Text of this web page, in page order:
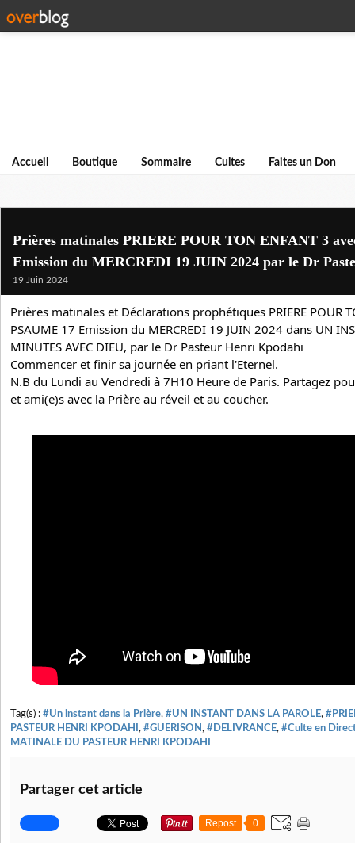
Accueil Boutique Sommaire Cultes Faites un Don
Prières matinales PRIERE POUR TON ENFANT 3
Emission du MERCREDI 19 JUIN 2024 par le Dr
19 Juin 2024
Prières matinales et Déclarations prophétiques PRIERE POUR
PSAUME 17 Emission du MERCREDI 19 JUIN 2024 dans UN
MINUTES AVEC DIEU, par le Dr Pasteur Henri Kpodahi
Commencer et finir sa journée en priant l'Eternel.
N.B du Lundi au Vendredi à 7H10 Heure de Paris. Partagez
et ami(e)s avec la Prière au réveil et au coucher.
Tag(s) : #Un instant dans la Prière, #UN INSTANT DANS LA PAROLE,
PASTEUR HENRI KPODAHI , #GUERISON, #DELIVRANCE, #Culte en
MATINALE DU PASTEUR HENRI KPODAHI
Partager cet article
Repost 0